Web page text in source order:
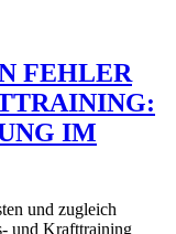
FEHLER
IM
und zugleich
und Krafttraining